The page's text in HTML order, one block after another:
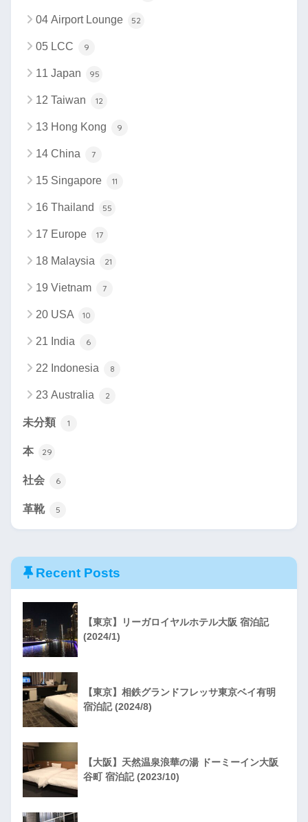
04 Airport Lounge 52
05 LCC 9
11 Japan 95
12 Taiwan 12
13 Hong Kong 9
14 China 7
15 Singapore 11
16 Thailand 55
17 Europe 17
18 Malaysia 21
19 Vietnam 7
20 USA 10
21 India 6
22 Indonesia 8
23 Australia 2
未分類 1
本 29
社会 6
革靴 5
Recent Posts
【東京】リーガロイヤルホテル大阪 宿泊記
(2024/1)
【東京】相鉄グランドフレッサ東京ベイ有明
宿泊記 (2024/8)
【大阪】天然温泉浪華の湯 ドーミーイン大阪
谷町 宿泊記 (2023/10)